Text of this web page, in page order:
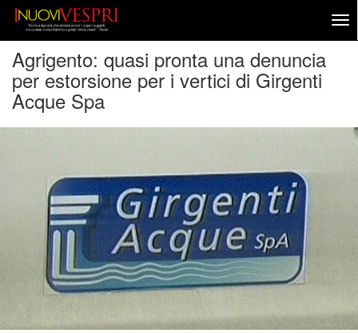
Agrigento: quasi pronta una denuncia
per estorsione per i vertici di Girgenti
Acque Spa